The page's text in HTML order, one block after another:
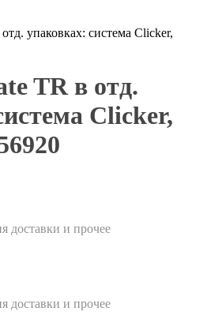
упаковках: система Clicker,
TR в отд.
Clicker,
доставки и прочее
доставки и прочее